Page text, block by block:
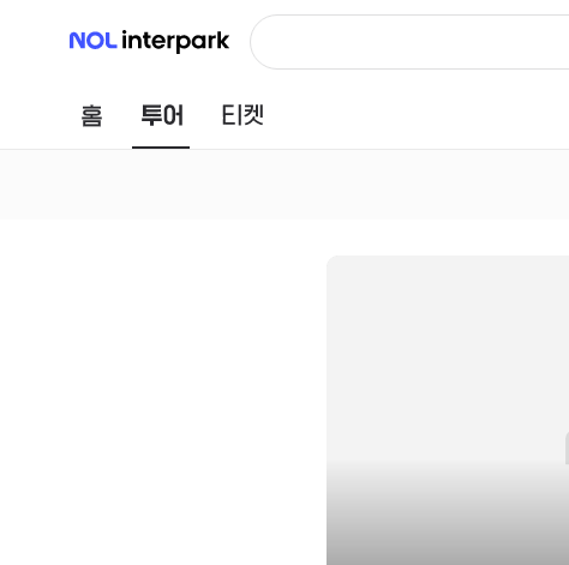
NOL 인터파크
홈 투어